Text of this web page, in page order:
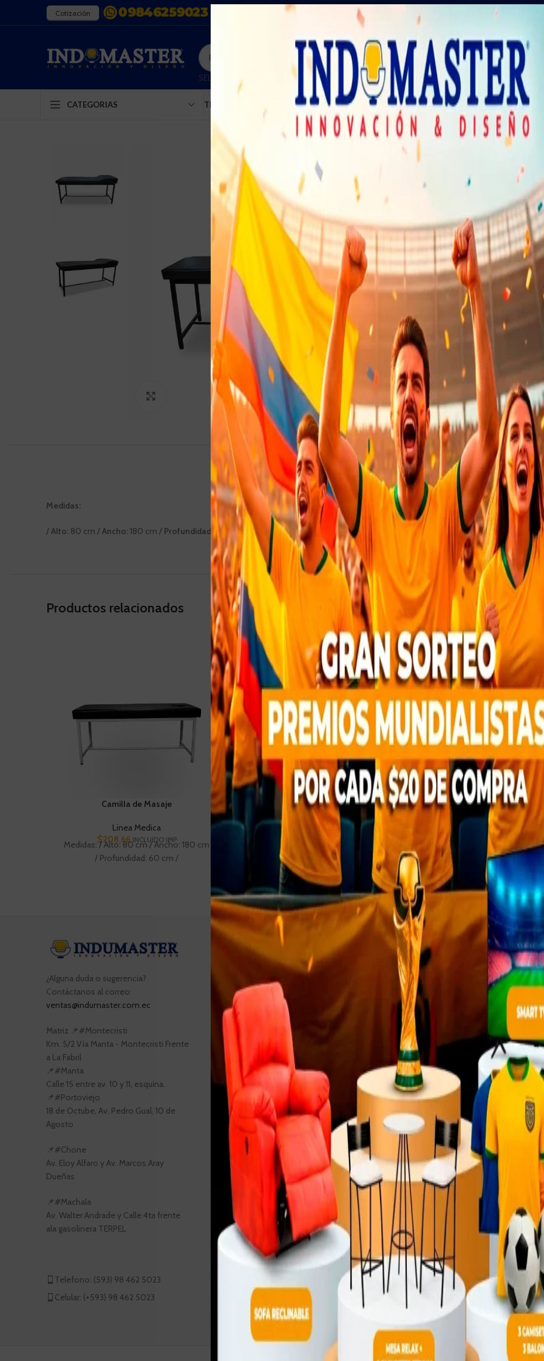
Cotización
SELECT CATEGORY
CATEGORIAS TIENDA NORMAS ISO PROYECTOSCONTÁCTANOS
Click to enlarge
Chaise
Chaise
$174,78 INCLUIDO IMP
agregar a
SKU:
PTCH000008
Categoría:
Linea Medica
Compartir:
DESCRIPCIÓN VALORACIONES (0) SHIPPING &
Medidas:
/Alto: 80 cm /Ancho:180 cm / Profundidad: 60 cm/
Productos relacionados
Camilla de Masaje
Linea Medica
$208,66 INCLUIDO IMP
Medidas: / Alto: 80 cm / Ancho: 180 cm
/ Profundidad: 60 cm /
Escritorio de 3 gaveta Royal
Mobiliario Oficina,Escritorios ,Linea
Medica
$
312,23 INCLUIDO IMP
Medidas: / Alto: 75 cm / Ancho: 120 cm
/ Profundidad: 60 cm /
Escritorio Master 1 Gaveta
Mobiliario Oficina,Escritorios
Medica
174,90 INCLUIDO IMP
Ancho 120 cm. – Alto 75 cm. –
cm.
¿Alguna duda o sugerencia?
Contáctanos al correo:
ventas@indumaster.com.ec
Matriz 📌#Montecristi
Km. 5/2 Vía Manta - Montecristi Frente
a La Fabril
📌#Manta
Calle 15 entre av. 10 y 11, esquina.
📌#Portoviejo
18 de Octube, Av. Pedro Gual, 10 de
Agosto
📌#Chone
Av. Eloy Alfaro y Av. Marcos Aray
Dueñas
📌#Machala
Av. Walter Andrade y Calle 4ta frente
ala gasolinera TERPEL
Telefono: (593) 98 462 5023
Celular: (+593) 98 462 5023
Entradas recientes
Evento inolvidable: Mejores proveedores
de mesas y sillas en Quito
Sillas y Mesas: Mobiliario médico para
ambientes reconfortantes
Muebles de Oficina ideales: Crea espacios
de trabajo inspiradores
Servicio al Cliente
Contactos
Garantías
Formas de Pago
Cuidado del Producto
Términos de uso y privacidad
Copyright © 2024 – Indumaster S.A